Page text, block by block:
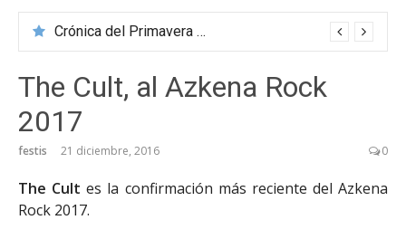
Crónica del Primavera Sound Porto 2026
The Cult, al Azkena Rock
2017
festis 21 diciembre, 2016 0
The Cult es la confirmación más reciente del Azkena
Rock 2017.